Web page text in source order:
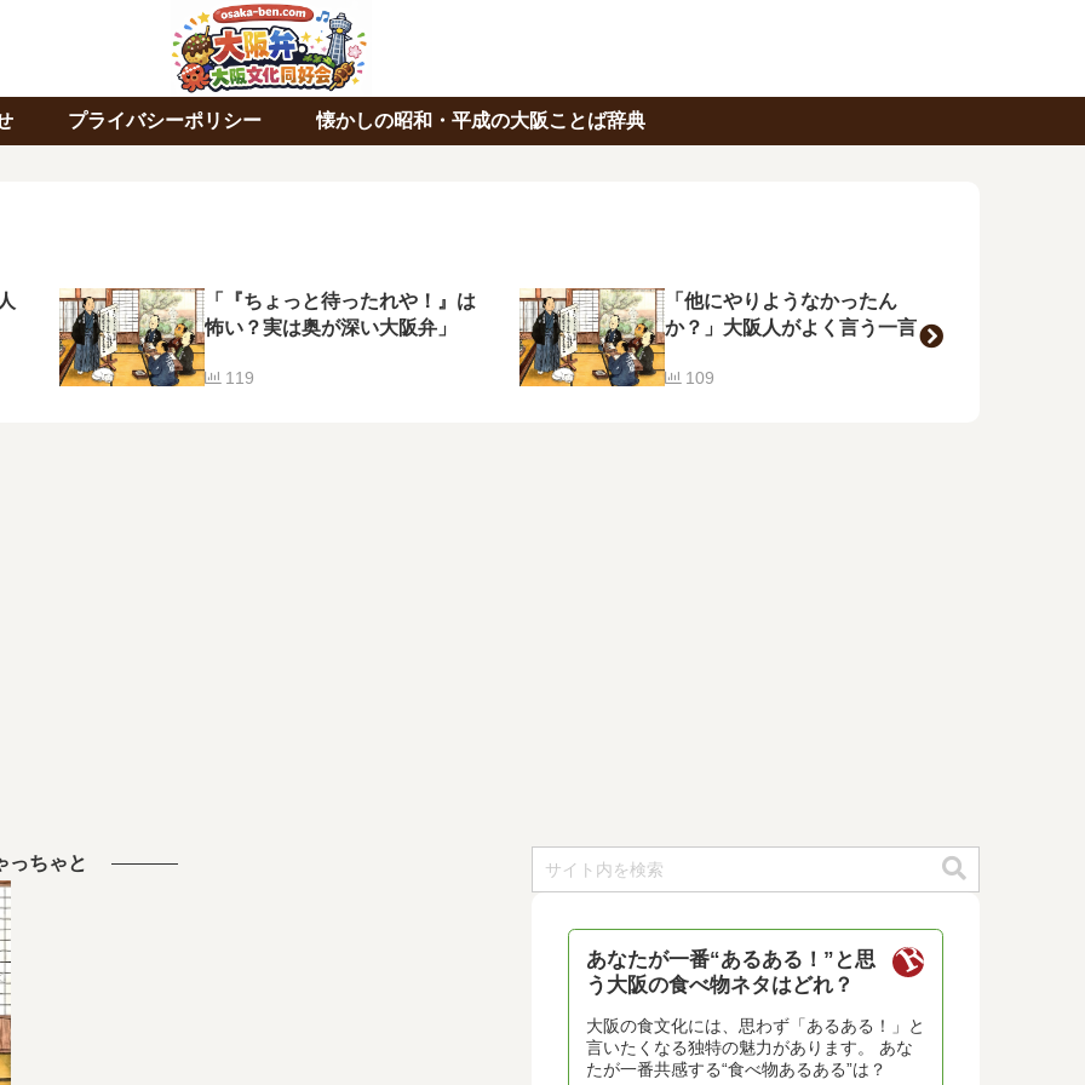
プライバシーポリシー 懐かしの昭和・平成の大阪ことば辞典
「『ちょっと待ったれや！』は
怖い？実は奥が深い大阪弁」
119
「他にやりようなかったん
か？」大阪人がよく言う一言
109
っちゃと